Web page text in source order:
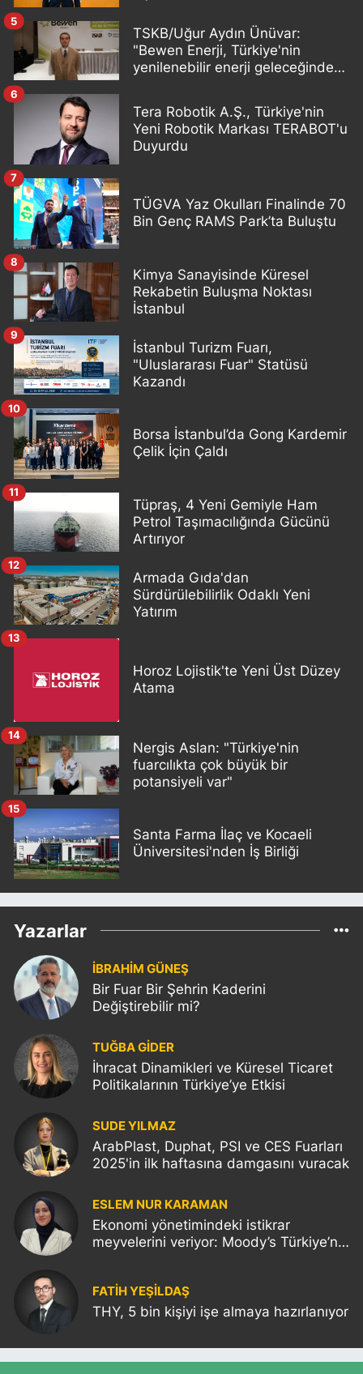
TSKB/Uğur Aydın Ünüvar:
"Bewen Enerji, Türkiye'nin
yenilenebilir enerji geleceğinde
5
Tera Robotik A.Ş., Türkiye'nin
Yeni Robotik Markası TERABOT'u
Duyurdu
6
TÜGVA Yaz Okulları Finalinde 70
Bin Genç RAMS Park’ta Buluştu
7
Kimya Sanayisinde Küresel
Rekabetin Buluşma Noktası
İstanbul
8
İstanbul Turizm Fuarı,
"Uluslararası Fuar" Statüsü
Kazandı
9
Borsa İstanbul’da Gong Kardemir
Çelik İçin Çaldı
10
Tüpraş, 4 Yeni Gemiyle Ham
Petrol Taşımacılığında Gücünü
Artırıyor
11
Armada Gıda'dan
Sürdürülebilirlik Odaklı Yeni
Yatırım
12
Horoz Lojistik'te Yeni Üst Düzey
Atama
13
Nergis Aslan: "Türkiye'nin
fuarcılıkta çok büyük bir
potansiyeli var"
14
Santa Farma İlaç ve Kocaeli
Üniversitesi'nden İş Birliği
15
Yazarlar
İBRAHİM GÜNEŞ
Bir Fuar Bir Şehrin Kaderini
Değiştirebilir mi?
TUĞBA GİDER
İhracat Dinamikleri ve Küresel Ticaret
Politikalarının Türkiye’ye Etkisi
SUDE YILMAZ
ArabPlast, Duphat, PSI ve CES Fuarları
2025'in ilk haftasına damgasını vuracak
ESLEM NUR KARAMAN
Ekonomi yönetimindeki istikrar
meyvelerini veriyor: Moody’s Türkiye’nin
FATIH YEŞİLDAŞ
THY, 5 bin kişiyi işe almaya hazırlanıyor